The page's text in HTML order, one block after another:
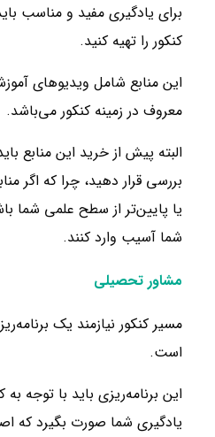
برای یادگیری مفید و مناسب
کنکور را تهیه کنید.
این منابع شامل ویدیوهای
معروف در زمینه کنکور می‌باشد.
البته پیش از خرید این منابع
بررسی قرار دهید، چرا که اگر
یا پایین‌تر از سطح علمی شما
شما آسیب وارد کنند.
مشاور تحصیلی
مسیر کنکور نیازمند یک
است.
این برنامه‌ریزی باید با
یادگیری شما صورت بگیرد که